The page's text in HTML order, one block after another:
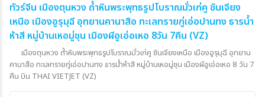
ทัวร์จีน เมืองตุนหวง ถ้ำหินพระพุทธรูปโบราณมั่วเก่คู ซินเจียง
เหนือ เมืองอูรุมุฉี อุทยานคานาสือ ทะเลทรายกู่เอ่อปานทง ธารน้ำ
ห้าสี หมู่บ้านเหอมู่ชุน เมืองผีอูเอ่อเหอ 8วัน 7คืน (VZ)
เมืองตุนหวง ถ้ำหินพระพุทธรูปโบราณมั่วเก่คู ซินเจียงเหนือ เมืองอูรุมุฉี อุทยาน
คานาสือ ทะเลทรายกู่เอ่อปานทง ธารน้ำห้าสี หมู่บ้านเหอมู่ชุน เมืองผีอูเอ่อเหอ 8 วัน 7
คืน บิน THAI VIETJET (VZ)